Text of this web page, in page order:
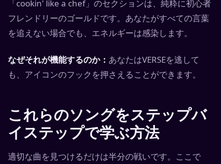
「cookin' like a chef」のセクションは、純粋に初心者
フレンドリーのゴールドです。あなたがすべての言葉
を追えない場合でも、エネルギーは感染します。
なぜそれが機能するのか： あなたはVERSEを逃して
も、アイコンのフックを押さえることができます。
これらのソングをステップバ
イステップで学ぶ方法
適切な曲を見つけるだけは半分の戦いです。ここで